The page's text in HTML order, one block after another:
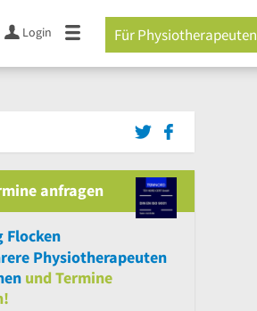
Login Für Physiotherapeuten
anfragen
Flocken
Physiotherapeuten
undTermine